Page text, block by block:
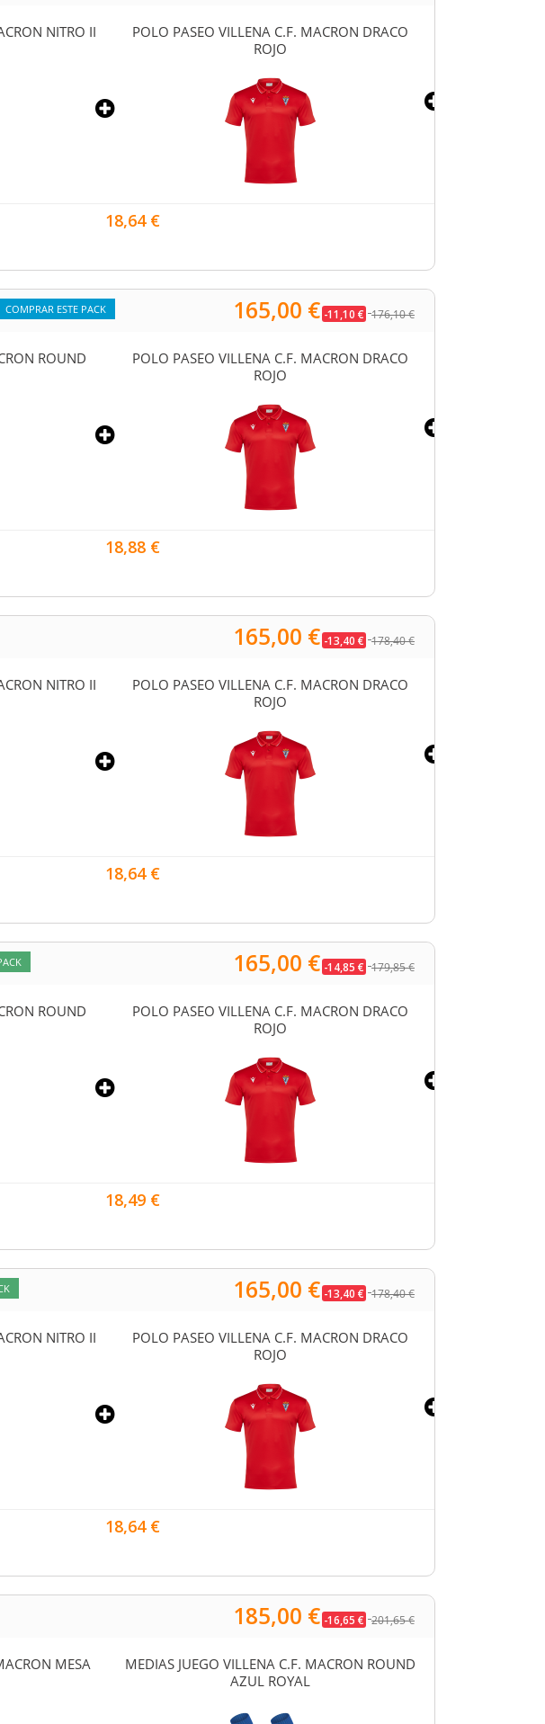
NITRO II
POLO PASEO VILLENA C.F. MACRON DRACO
ROJO
18,64 €
COMPRAR ESTE PACK 165,00 € -11,10 € 176,10 €
ROUND
POLO PASEO VILLENA C.F. MACRON DRACO
ROJO
18,88 €
165,00 € -13,40 € 178,40 €
NITRO II
POLO PASEO VILLENA C.F. MACRON DRACO
ROJO
18,64 €
165,00 € -14,85 € 179,85 €
ROUND
POLO PASEO VILLENA C.F. MACRON DRACO
ROJO
18,49 €
165,00 € -13,40 € 178,40 €
NITRO II
POLO PASEO VILLENA C.F. MACRON DRACO
ROJO
18,64 €
185,00 € -16,65 € 201,65 €
MESA
MEDIAS JUEGO VILLENA C.F. MACRON ROUND
AZUL ROYAL